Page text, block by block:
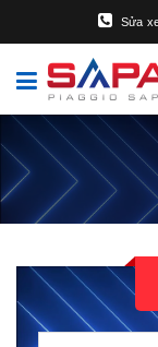
Sửa